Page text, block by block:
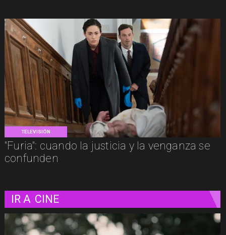
TELEVISIÓN
"Furia": cuando la justicia y la venganza se
confunden
IR A CINE